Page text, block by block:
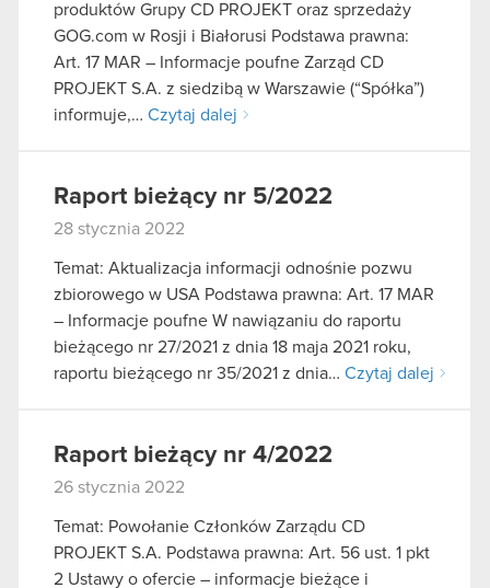
produktów Grupy CD PROJEKT oraz sprzedaży
GOG.com w Rosji i Białorusi Podstawa prawna:
Art. 17 MAR – Informacje poufne Zarząd CD
PROJEKT S.A. z siedzibą w Warszawie (“Spółka”)
informuje,… Czytaj dalej
Raport bieżący nr 5/2022
28 stycznia 2022
Temat: Aktualizacja informacji odnośnie pozwu
zbiorowego w USA Podstawa prawna: Art. 17 MAR
– Informacje poufne W nawiązaniu do raportu
bieżącego nr 27/2021 z dnia 18 maja 2021 roku,
raportu bieżącego nr 35/2021 z dnia… Czytaj dalej
Raport bieżący nr 4/2022
26 stycznia 2022
Temat: Powołanie Członków Zarządu CD
PROJEKT S.A. Podstawa prawna: Art. 56 ust. 1 pkt
2 Ustawy o ofercie – informacje bieżące i